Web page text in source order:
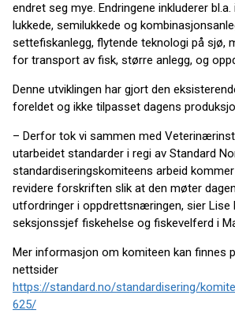
endret seg mye. Endringene inkluderer
lukkede, semilukkede og
settefiskanlegg, flytende teknologi på sjø,
for transport av fisk, større anlegg, og
Denne utviklingen har gjort den
foreldet og ikke tilpasset dagens
– Derfor tok vi sammen med
utarbeidet standarder i regi av Standard
standardiseringskomiteens arbeid
revidere forskriften slik at den møter
utfordringer i oppdrettsnæringen, sier Lise
seksjonssjef fiskehelse og fiskevelferd i
Mer informasjon om komiteen kan finnes
nettsider
https://standard.no/standardisering/
625/